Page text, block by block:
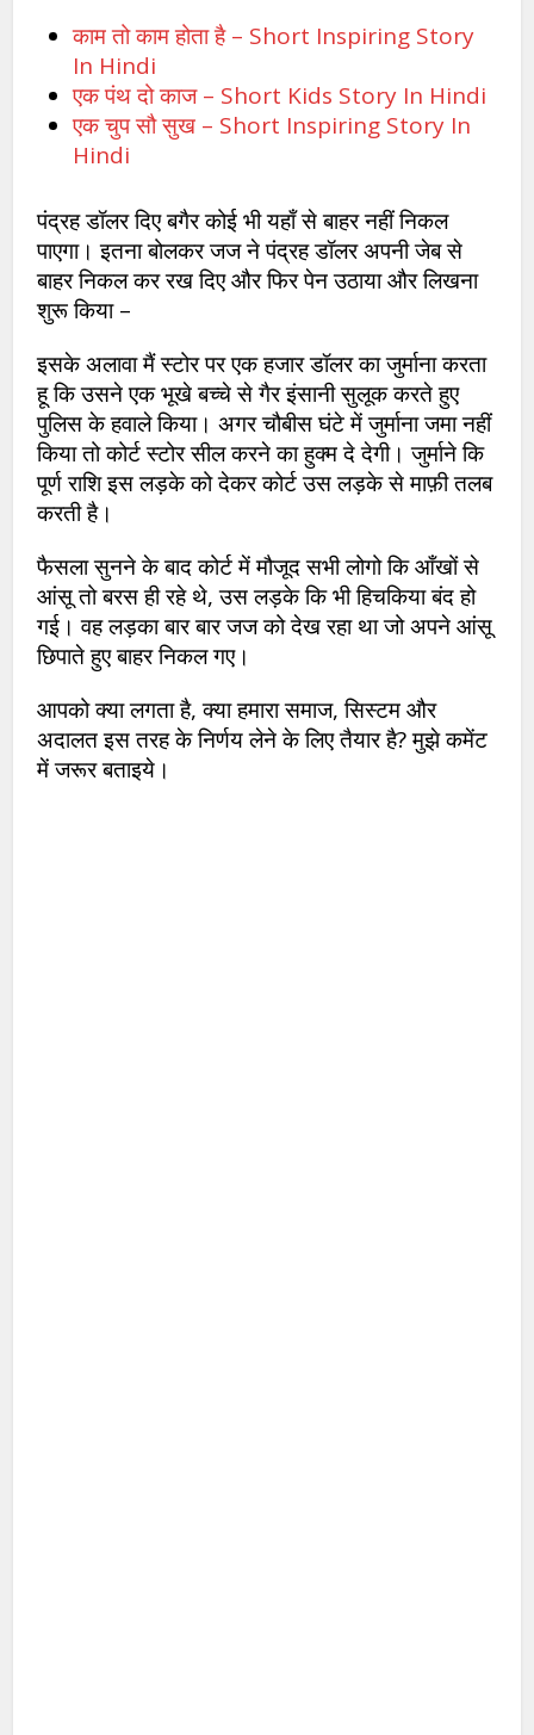
काम तो काम होता है – Short Inspiring Story
In Hindi
एक पंथ दो काज – Short Kids Story In Hindi
एक चुप सौ सुख – Short Inspiring Story In
Hindi
पंद्रह डॉलर दिए बगैर कोई भी यहाँ से बाहर नहीं निकल
पाएगा। इतना बोलकर जज ने पंद्रह डॉलर अपनी जेब से
बाहर निकल कर रख दिए और फिर पेन उठाया और लिखना
शुरू किया –
इसके अलावा मैं स्टोर पर एक हजार डॉलर का जुर्माना करता
हू कि उसने एक भूखे बच्चे से गैर इंसानी सुलूक करते हुए
पुलिस के हवाले किया। अगर चौबीस घंटे में जुर्माना जमा नहीं
किया तो कोर्ट स्टोर सील करने का हुक्म दे देगी। जुर्माने कि
पूर्ण राशि इस लड़के को देकर कोर्ट उस लड़के से माफ़ी तलब
करती है।
फैसला सुनने के बाद कोर्ट में मौजूद सभी लोगो कि आँखों से
आंसू तो बरस ही रहे थे, उस लड़के कि भी हिचकिया बंद हो
गई। वह लड़का बार बार जज को देख रहा था जो अपने आंसू
छिपाते हुए बाहर निकल गए।
आपको क्या लगता है, क्या हमारा समाज, सिस्टम और
अदालत इस तरह के निर्णय लेने के लिए तैयार है? मुझे कमेंट
में जरूर बताइये।